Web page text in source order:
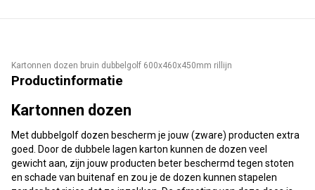
Kartonnen dozen bruin dubbelgolf 600x460x450mm rillijn
Productinformatie
Kartonnen dozen
Met dubbelgolf dozen bescherm je jouw (zware) producten extra
goed. Door de dubbele lagen karton kunnen de dozen veel
gewicht aan, zijn jouw producten beter beschermd tegen stoten
en schade van buitenaf en zou je de dozen kunnen stapelen